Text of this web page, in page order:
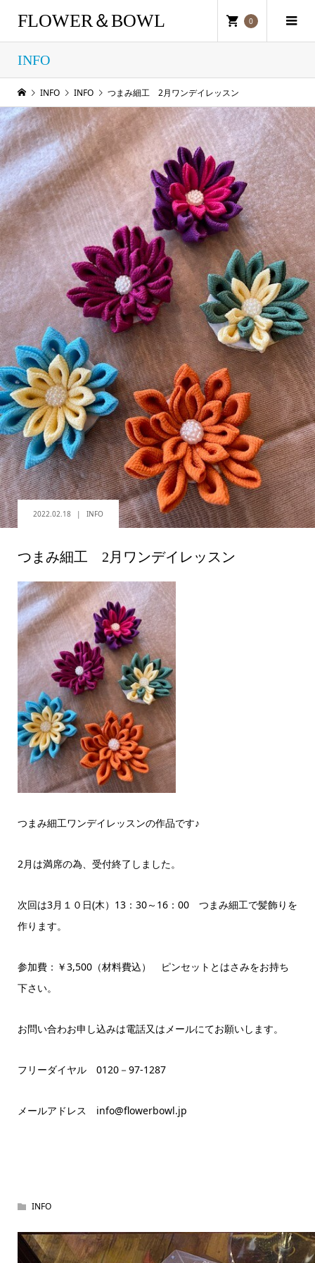
FLOWER＆BOWL 0
INFO
INFO INFO つまみ細工 2月ワンデイレッスン
2022.02.18 INFO
つまみ細工 2月ワンデイレッスン
つまみ細工ワンデイレッスンの作品です♪
2月は満席の為、受付終了しました。
次回は3月１０日(木）13：30～16：00 つまみ細工で髪飾りを
作ります。
参加費：￥3,500（材料費込） ピンセットとはさみをお持ち
下さい。
お問い合わお申し込みは電話又はメールにてお願いします。
フリーダイヤル 0120－97-1287
メールアドレス info@flowerbowl.jp
INFO